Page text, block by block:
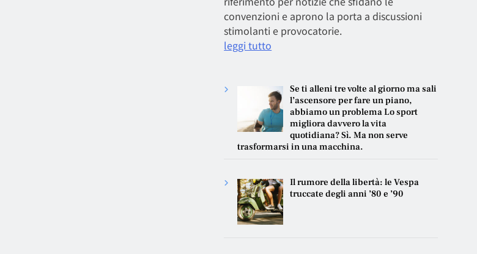
convenzioni e aprono la porta a discussioni
stimolanti e provocatorie.
leggi tutto
Se ti alleni tre volte al giorno ma sali
l’ascensore per fare un piano,
abbiamo un problema Lo sport
migliora davvero la vita
quotidiana? Sì. Ma non serve
trasformarsi in una macchina.
Il rumore della libertà: le Vespa
truccate degli anni ’80 e ’90